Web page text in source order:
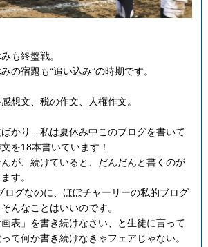
も終盤戦。
の宿題も“追い込み”の時期です。
想文、税の作文、人権作文。
かり…私は夏休み中このブログを書いて
を18本書いています！
が、続けていると、だんだんと書くのが
す。
ログなのに、ほぼチャーリーの私的ブログ
んなことはいいのです。
表」を書き続けなさい、と生徒に言って
て何か書き続けなきゃフェアじゃない。